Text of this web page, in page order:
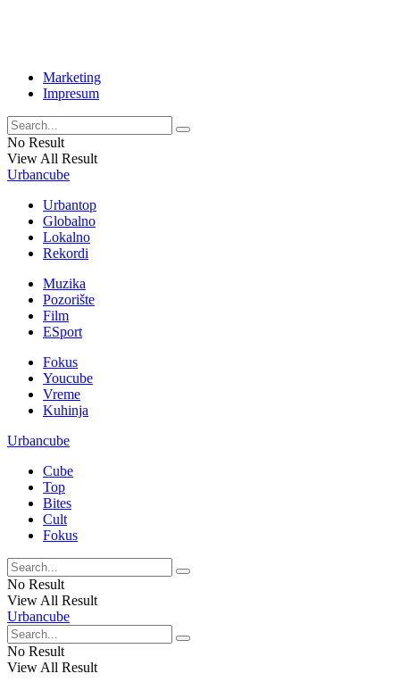
Marketing
Impresum
No Result
View All Result
Urbancube
Urbantop
Globalno
Lokalno
Rekordi
Muzika
Pozorište
Film
ESport
Fokus
Youcube
Vreme
Kuhinja
Urbancube
Cube
Top
Bites
Cult
Fokus
No Result
View All Result
Urbancube
No Result
View All Result